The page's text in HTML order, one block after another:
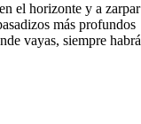
el horizonte y a zarpar
más profundos
vayas, siempre habrá